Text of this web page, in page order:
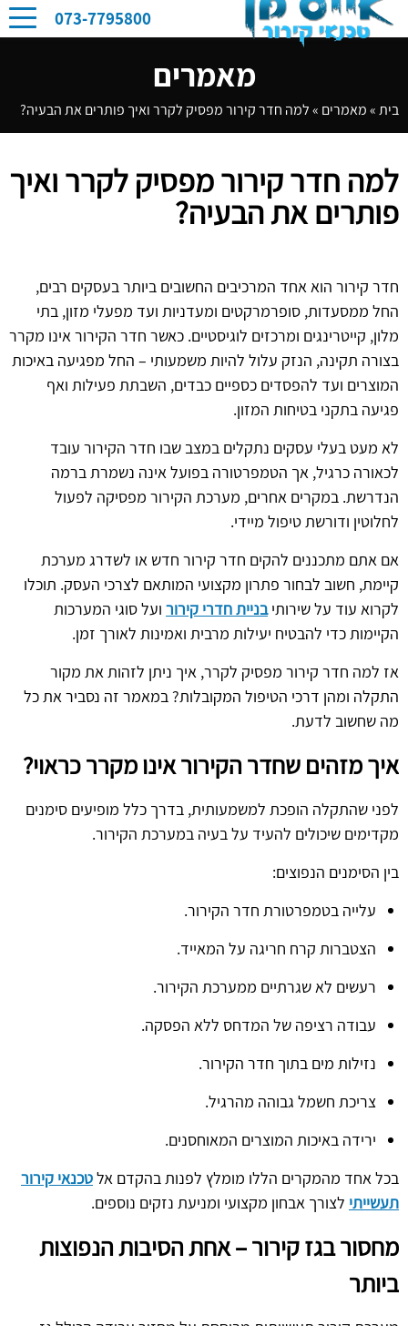
073-7795800
מאמרים
בית»מאמרים »למה חדר קירור מפסיק לקרר ואיך פותרים את הבעיה?
למה חדר קירור מפסיק לקרר ואיך
פותרים את הבעיה?
חדר קירור הוא אחד המרכיבים החשובים ביותר בעסקים רבים,
החל ממסעדות, סופרמרקטים ומעדניות ועד מפעלי מזון, בתי
מלון, קייטרינגים ומרכזים לוגיסטיים. כאשר חדר הקירור אינו מקרר
בצורה תקינה, הנזק עלול להיות משמעותי – החל מפגיעה באיכות
המוצרים ועד להפסדים כספיים כבדים, השבתת פעילות ואף
פגיעה בתקני בטיחות המזון.
לא מעט בעלי עסקים נתקלים במצב שבו חדר הקירור עובד
לכאורה כרגיל, אך הטמפרטורה בפועל אינה נשמרת ברמה
הנדרשת. במקרים אחרים, מערכת הקירור מפסיקה לפעול
לחלוטין ודורשת טיפול מיידי.
אם אתם מתכננים להקים חדר קירור חדש או לשדרג מערכת
קיימת, חשוב לבחור פתרון מקצועי המותאם לצרכי העסק. תוכלו
לקרוא עוד על שירותיבניית חדרי קירור ועל סוגי המערכות
הקיימות כדי להבטיח יעילות מרבית ואמינות לאורך זמן.
אז למה חדר קירור מפסיק לקרר, איך ניתן לזהות את מקור
התקלה ומהן דרכי הטיפול המקובלות? במאמר זה נסביר את כל
מה שחשוב לדעת.
איך מזהים שחדר הקירור אינו מקרר כראוי?
לפני שהתקלה הופכת למשמעותית, בדרך כלל מופיעים סימנים
מקדימים שיכולים להעיד על בעיה במערכת הקירור.
בין הסימנים הנפוצים:
עלייה בטמפרטורת חדר הקירור.
הצטברות קרח חריגה על המאייד.
רעשים לא שגרתיים ממערכת הקירור.
עבודה רציפה של המדחס ללא הפסקה.
נזילות מים בתוך חדר הקירור.
צריכת חשמל גבוהה מהרגיל.
ירידה באיכות המוצרים המאוחסנים.
בכל אחד מהמקרים הללו מומלץ לפנות בהקדם אלטכנאי קירור
תעשייתי לצורך אבחון מקצועי ומניעת נזקים נוספים.
מחסור בגז קירור – אחת הסיבות הנפוצות
ביותר